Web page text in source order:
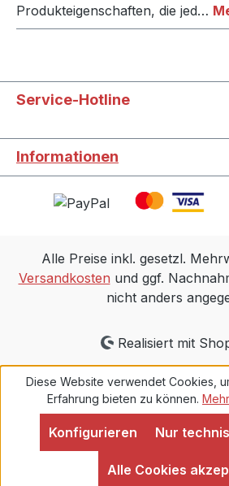
Produkteigenschaften, die jed…
Service-Hotline
Informationen
Alle Preise inkl. gesetzl.
Versandkosten und ggf.
nicht anders
Realisiert mit
Diese Website verwendet Cookies,
Erfahrung bieten zu können.
Nur
Konfigurieren
Alle Cookies